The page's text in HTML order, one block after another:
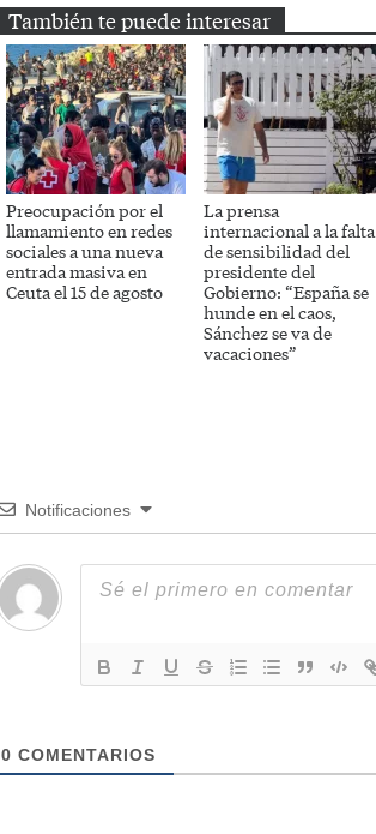
También te puede interesar
Preocupación por el
llamamiento en redes
sociales a una nueva
entrada masiva en
Ceuta el 15 de agosto
La prensa
internacional a la falta
de sensibilidad del
presidente del
Gobierno: “España se
hunde en el caos,
Sánchez se va de
vacaciones”
Notificaciones
0 COMENTARIOS